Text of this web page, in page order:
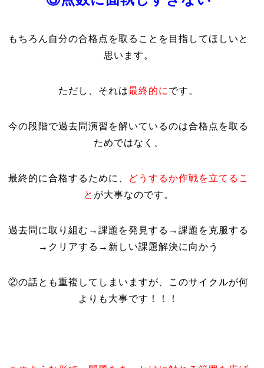
もちろん自分の合格点を取ることを目指してほしいと
思います。
ただし、それは最終的に です。
今の段階で過去問演習を解いているのは合格点を取る
ためではなく、
最終的に合格するために、 どうするか作戦を立てるこ
と が大事なのです。
過去問に取り組む→課題を発見する→課題を克服する
→クリアする→新しい課題解決に向かう
②の話とも重複してしまいますが、このサイクルが何
よりも大事です！！！